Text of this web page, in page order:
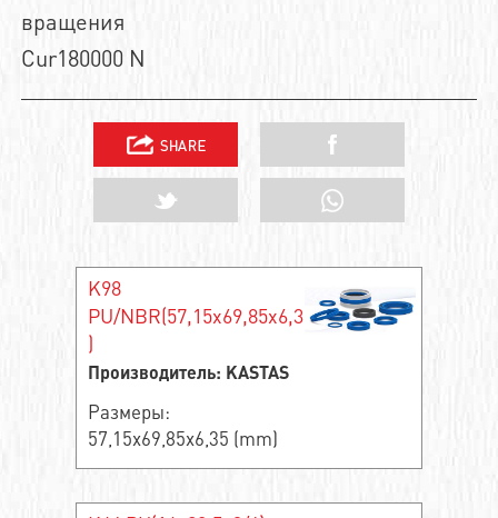
вращения
Cur180000 N
K98
PU/NBR(57,15x69,85x6,35
)
Производитель: KASTAS
Размеры:
57,15x69,85x6,35 (mm)